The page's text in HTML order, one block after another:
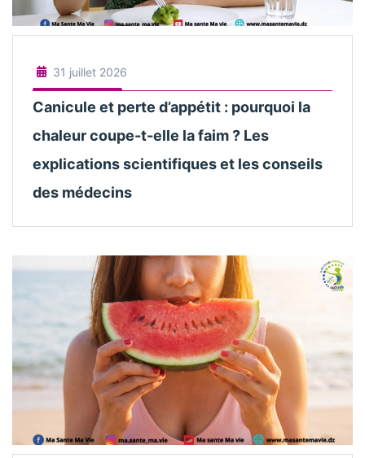
31 juillet 2026
Canicule et perte d’appétit : pourquoi la
chaleur coupe-t-elle la faim ? Les
explications scientifiques et les conseils
des médecins